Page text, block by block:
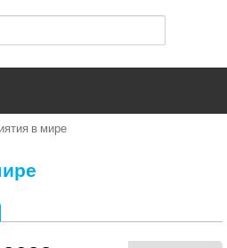
в мире